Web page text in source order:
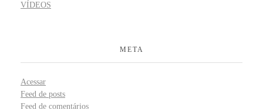
VÍDEOS
META
Acessar
Feed de posts
Feed de comentários